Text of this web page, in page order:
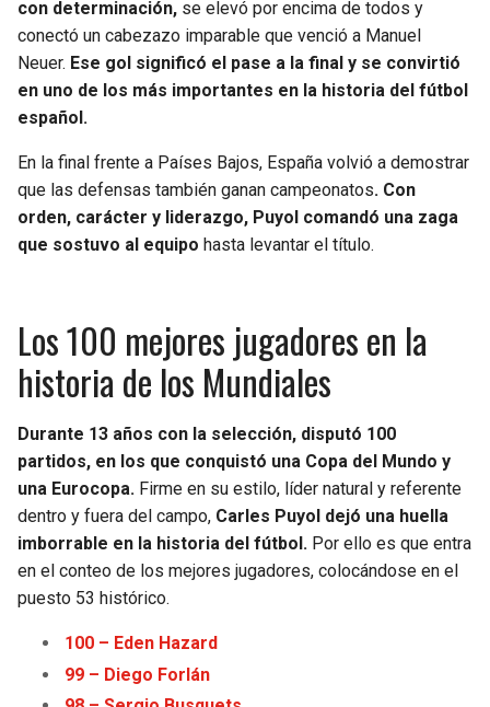
con determinación, se elevó por encima de todos y
conectó un cabezazo imparable que venció a Manuel
Neuer. Ese gol significó el pase a la final y se convirtió
en uno de los más importantes en la historia del fútbol
español.
En la final frente a Países Bajos, España volvió a demostrar
que las defensas también ganan campeonatos. Con
orden, carácter y liderazgo, Puyol comandó una zaga
que sostuvo al equipo hasta levantar el título.
Los 100 mejores jugadores en la
historia de los Mundiales
Durante 13 años con la selección, disputó 100
partidos, en los que conquistó una Copa del Mundo y
una Eurocopa. Firme en su estilo, líder natural y referente
dentro y fuera del campo, Carles Puyol dejó una huella
imborrable en la historia del fútbol. Por ello es que entra
en el conteo de los mejores jugadores, colocándose en el
puesto 53 histórico.
100 – Eden Hazard
99 – Diego Forlán